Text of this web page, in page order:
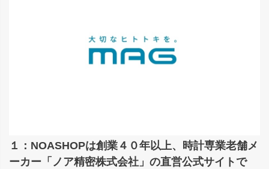
１：NOASHOPは創業４０年以上、時計専業老舗メ
ーカー「ノア精密株式会社」の直営公式サイトで